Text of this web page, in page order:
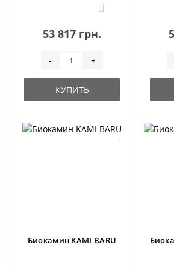
0
53 817 грн.
- +
КУПИТЬ
Биокамин KAMI BARU